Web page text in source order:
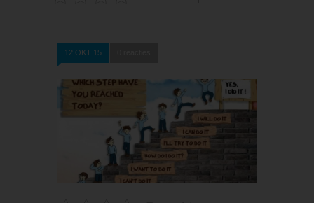
12 OKT 15